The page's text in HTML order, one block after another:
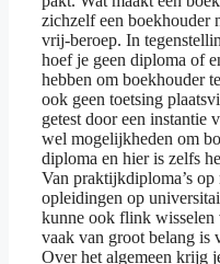
zichzelf een boekhouder
vrij-beroep. In
hoef je geen diploma of
hebben om boekhouder
ook geen toetsing
getest door een
wel mogelijkheden om
diploma en hier is zelfs
Van praktijkdiploma’s
opleidingen op
kunne ook flink
vaak van groot belang is
Over het algemeen krijg